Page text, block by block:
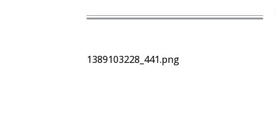
1389103228_441.png